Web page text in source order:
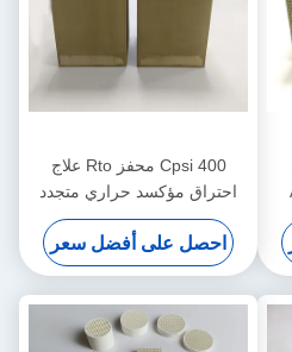
400 Cpsi محفز Rto علاج
احتراق مؤكسد حراري متجدد
تدفق صغير
احصل على أفضل سعر